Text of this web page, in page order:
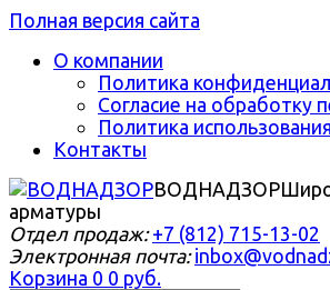
Полная версия сайта
О компании
Политика
Согласие на обработку
Политика
Контакты
ВОДНАДЗОР
арматуры
Отдел продаж: +7 (812) 715-13-02
Электронная почта:
Корзина 0 0 руб.